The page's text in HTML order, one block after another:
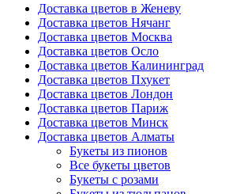
Доставка цветов в Женеву
Доставка цветов Нячанг
Доставка цветов Москва
Доставка цветов Осло
Доставка цветов Калининград
Доставка цветов Пхукет
Доставка цветов Лондон
Доставка цветов Париж
Доставка цветов Минск
Доставка цветов Алматы
Букеты из пионов
Все букеты цветов
Букеты с розами